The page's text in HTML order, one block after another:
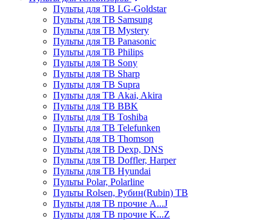
Пульты для ТВ LG-Goldstar
Пульты для ТВ Samsung
Пульты для ТВ Mystery
Пульты для ТВ Panasonic
Пульты для ТВ Philips
Пульты для ТВ Sony
Пульты для ТВ Sharp
Пульты для ТВ Supra
Пульты для ТВ Akai, Akira
Пульты для ТВ BBK
Пульты для ТВ Toshiba
Пульты для ТВ Telefunken
Пульты для ТВ Thomson
Пульты для ТВ Dexp, DNS
Пульты для ТВ Doffler, Harper
Пульты для ТВ Hyundai
Пульты Polar, Polarline
Пульты Rolsen, Рубин(Rubin) ТВ
Пульты для ТВ прочие A...J
Пульты для ТВ прочие K...Z